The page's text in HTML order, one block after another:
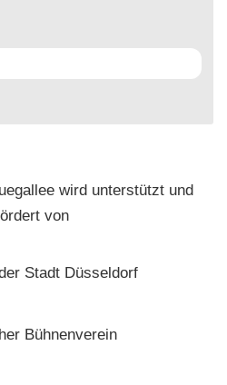
wird unterstützt und
von